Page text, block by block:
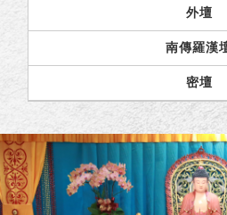
外壇
南傳羅漢
密壇